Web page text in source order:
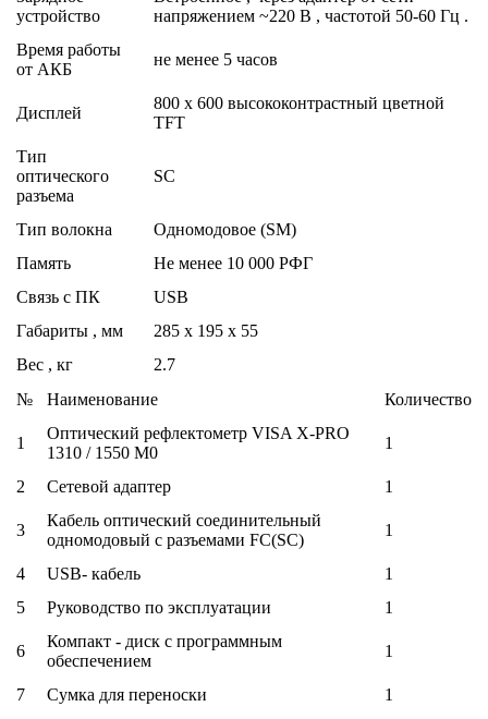
устройство
напряжением ~220 В , частотой 50-60 Гц .
Время работы
от АКБ
не менее 5 часов
Дисплей
800 х 600 высококонтрастный цветной
TFT
Тип
оптического
разъема
SC
Тип волокна
Одномодовое (SM)
Память
Не менее 10 000 РФГ
Связь с ПК
USB
Габариты , мм
285 х 195 х 55
Вес , кг
2.7
№
Наименование Количество
1
Оптический рефлектометр VISA X-PRO
1310 / 1550 M0
1
2 Сетевой адаптер 1
3
Кабель оптический соединительный
одномодовый с разъемами FC(SC)
1
4 USB- кабель
1
5
Руководство по эксплуатации 1
6
Компакт - диск с программным
обеспечением
1
7 Сумка для переноски
1